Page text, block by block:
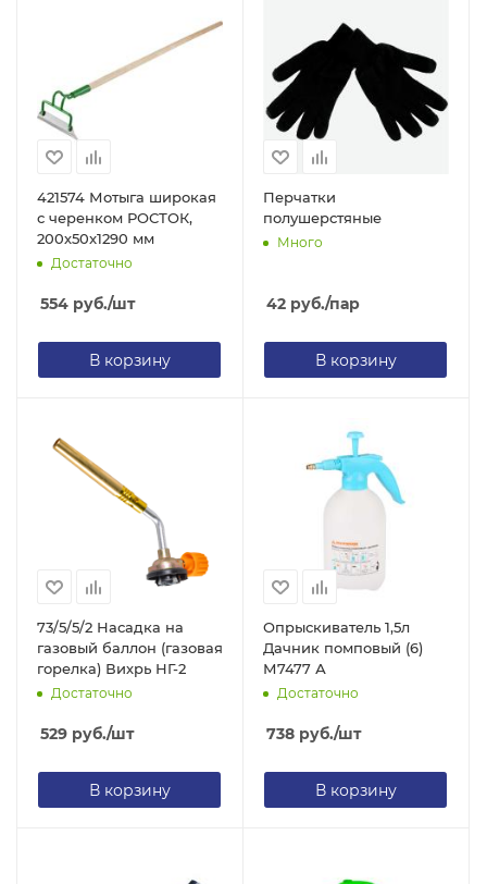
421574 Мотыга широкая
с черенком РОСТОК,
200х50x1290 мм
Достаточно
554 руб./шт
В корзину
Перчатки
полушерстяные
Много
42 руб./пар
В корзину
73/5/5/2 Насадка на
газовый баллон (газовая
горелка) Вихрь НГ-2
Достаточно
529 руб./шт
В корзину
Опрыскиватель 1,5л
Дачник помповый (6)
М7477 А
Достаточно
738 руб./шт
В корзину